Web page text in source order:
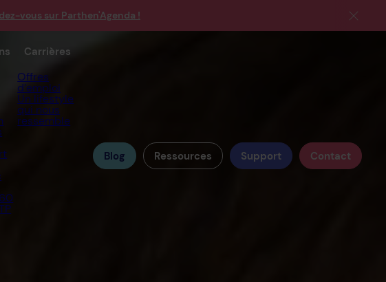
Carrières
Offres
d’emploi
Un lifestyle
qui nous
ressemble
Blog Ressources Support Contact
vous sur Parthen'Agenda !